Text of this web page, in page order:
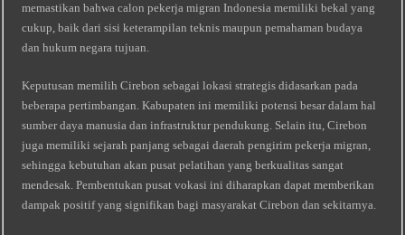
memastikan bahwa calon pekerja migran Indonesia memiliki bekal yang
cukup, baik dari sisi keterampilan teknis maupun pemahaman budaya
dan hukum negara tujuan.
Keputusan memilih Cirebon sebagai lokasi strategis didasarkan pada
beberapa pertimbangan. Kabupaten ini memiliki potensi besar dalam hal
sumber daya manusia dan infrastruktur pendukung. Selain itu, Cirebon
juga memiliki sejarah panjang sebagai daerah pengirim pekerja migran,
sehingga kebutuhan akan pusat pelatihan yang berkualitas sangat
mendesak. Pembentukan pusat vokasi ini diharapkan dapat memberikan
dampak positif yang signifikan bagi masyarakat Cirebon dan sekitarnya.